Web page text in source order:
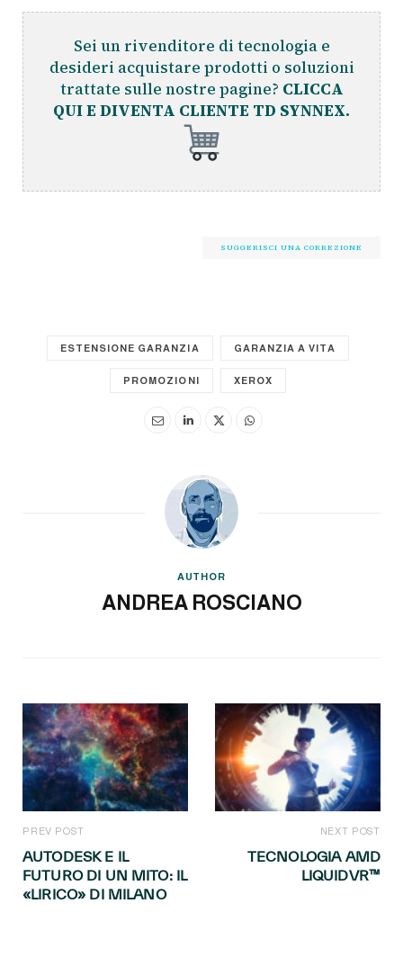
Sei un rivenditore di tecnologia e
desideri acquistare prodotti o soluzioni
trattate sulle nostre pagine? CLICCA
QUI E DIVENTA CLIENTE TD SYNNEX.
SUGGERISCI UNA CORREZIONE
ESTENSIONE GARANZIA GARANZIA A VITA
PROMOZIONI XEROX
AUTHOR
ANDREA ROSCIANO
PREV POST
AUTODESK E IL
FUTURO DI UN MITO: IL
«LIRICO» DI MILANO
NEXT POST
TECNOLOGIA AMD
LIQUIDVR™